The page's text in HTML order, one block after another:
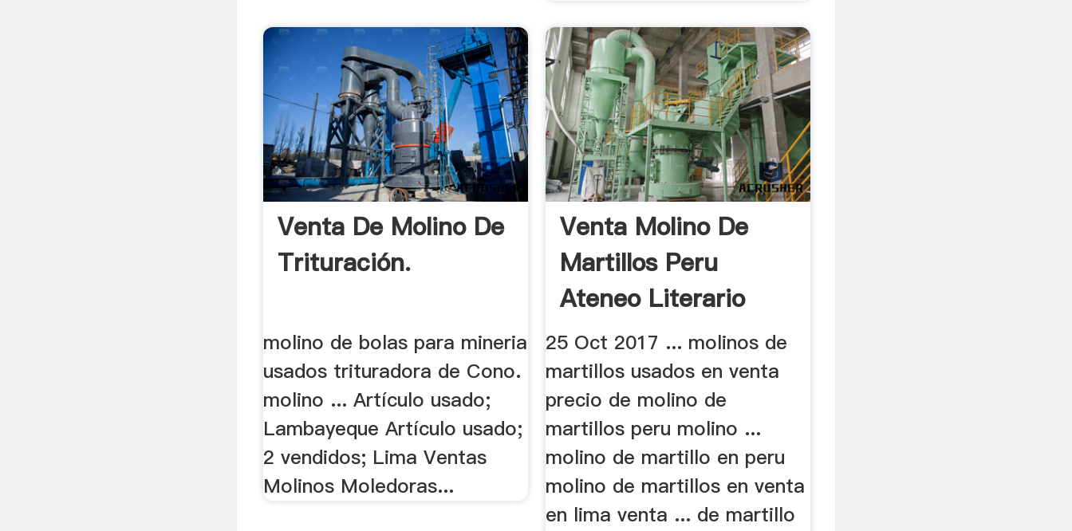
Venta De Molino De
Trituración.
molino de bolas para mineria
usados trituradora de Cono.
molino ... Artículo usado;
Lambayeque Artículo usado;
2 vendidos; Lima Ventas
Molinos Moledoras...
Venta Molino De
Martillos Peru
Ateneo Literario
25 Oct 2017 ... molinos de
martillos usados en venta
precio de molino de
martillos peru molino ...
molino de martillo en peru
molino de martillos en venta
en lima venta ... de martillo